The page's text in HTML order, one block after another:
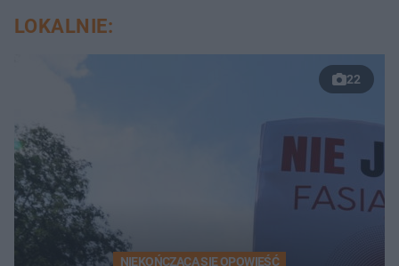
LOKALNIE:
22
NIEKOŃCZĄCA SIĘ OPOWIEŚĆ